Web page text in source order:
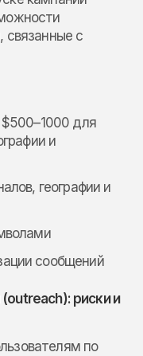
связанные с
для
и
географии и
сообщений
риски и
по